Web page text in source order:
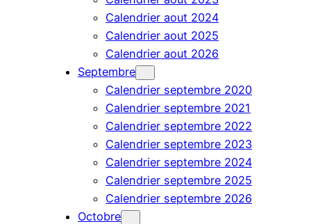
Calendrier aout 2024
Calendrier aout 2025
Calendrier aout 2026
Septembre
Calendrier septembre 2020
Calendrier septembre 2021
Calendrier septembre 2022
Calendrier septembre 2023
Calendrier septembre 2024
Calendrier septembre 2025
Calendrier septembre 2026
Octobre